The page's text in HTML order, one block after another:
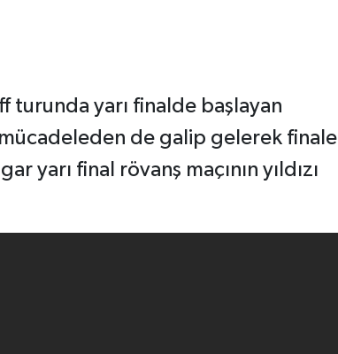
turunda yarı finalde başlayan
de galip gelerek finale
yarı final rövanş maçının yıldızı